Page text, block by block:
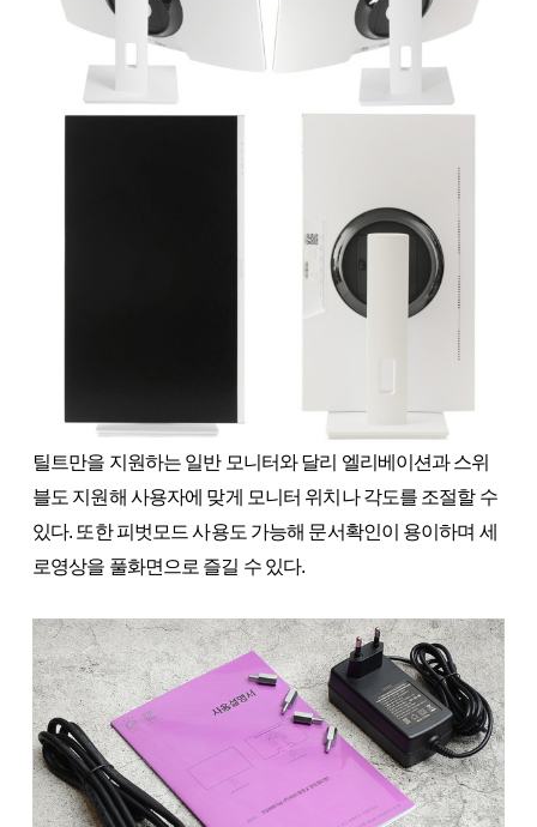
틸트만을 지원하는 일반 모니터와 달리 엘리베이션과 스위
블도 지원해 사용자에 맞게 모니터 위치나 각도를 조절할 수
있다. 또한 피벗모드 사용도 가능해 문서확인이 용이하며 세
로영상을 풀화면으로 즐길 수 있다.